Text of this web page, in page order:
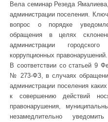
Вела семинар Резеда
администрации поселения.
вопрос о порядке
обращения в целях
администрации
коррупционных правонарушений.
В соответствии со статьей 9
№ 273-ФЗ, в случаях
администрации поселения
к совершению действий
правонарушения,
незамедлительно